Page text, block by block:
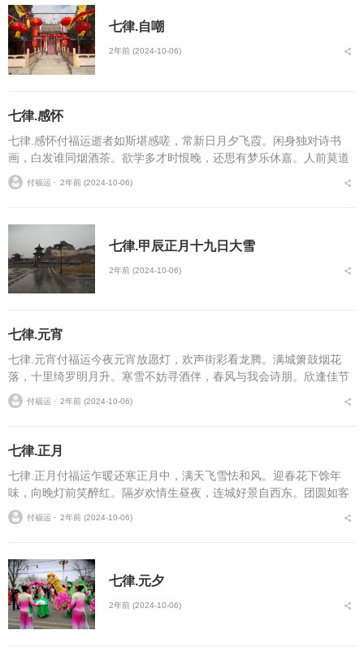
七律.自嘲
2年前 (2024-10-06)
七律.感怀
七律.感怀付福运逝者如斯堪感嗟，常新日月夕飞霞。闲身独对诗书
画，白发谁同烟酒茶。欲学多才时恨晚，还思有梦乐休嘉。人前莫道
轻年事，静意禅心度岁华。...
付福运 ⋅ 2年前 (2024-10-06)
七律.甲辰正月十九日大雪
2年前 (2024-10-06)
七律.元宵
七律.元宵付福运今夜元宵放愿灯，欢声街彩看龙腾。满城箫鼓烟花
落，十里绮罗明月升。寒雪不妨寻酒伴，春风与我会诗朋。欣逢佳节
佳时日，同席传杯话复兴。...
付福运 ⋅ 2年前 (2024-10-06)
七律.正月
七律.正月付福运乍暖还寒正月中，满天飞雪怯和风。迎春花下馀年
味，向晚灯前笑醉红。隔岁欢情生昼夜，连城好景自西东。团圆如客
佳时短，惜别椿萱辞爱童。...
付福运 ⋅ 2年前 (2024-10-06)
七律.元夕
2年前 (2024-10-06)